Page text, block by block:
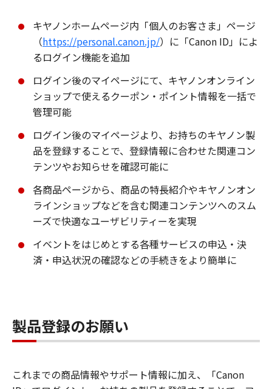
キヤノンホームページ内「個人のお客さま」ページ
（https://personal.canon.jp/）に「Canon ID」によ
るログイン機能を追加
ログイン後のマイページにて、キヤノンオンライン
ショップで使えるクーポン・ポイント情報を一括で
管理可能
ログイン後のマイページより、お持ちのキヤノン製
品を登録することで、登録情報に合わせた関連コン
テンツやお知らせを確認可能に
各商品ページから、商品の特長紹介やキヤノンオン
ラインショップなどを含む関連コンテンツへのスム
ーズで快適なユーザビリティーを実現
イベントをはじめとする各種サービスの申込・決
済・申込状況の確認などの手続きをより簡単に
製品登録のお願い
これまでの商品情報やサポート情報に加え、「Canon